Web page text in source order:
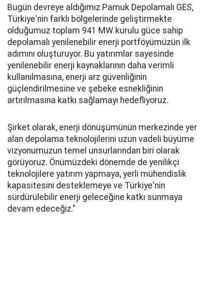
Bugün devreye aldığımız Pamuk Depolamalı GES,
Türkiye'nin farklı bölgelerinde geliştirmekte
olduğumuz toplam 941 MW kurulu güce sahip
depolamalı yenilenebilir enerji portföyümüzün ilk
adımını oluşturuyor. Bu yatırımlar sayesinde
yenilenebilir enerji kaynaklarının daha verimli
kullanılmasına, enerji arz güvenliğinin
güçlendirilmesine ve şebeke esnekliğinin
artırılmasına katkı sağlamayı hedefliyoruz.
Şirket olarak, enerji dönüşümünün merkezinde yer
alan depolama teknolojilerini uzun vadeli büyüme
vizyonumuzun temel unsurlarından biri olarak
görüyoruz. Önümüzdeki dönemde de yenilikçi
teknolojilere yatırım yapmaya, yerli mühendislik
kapasitesini desteklemeye ve Türkiye'nin
sürdürülebilir enerji geleceğine katkı sunmaya
devam edeceğiz."